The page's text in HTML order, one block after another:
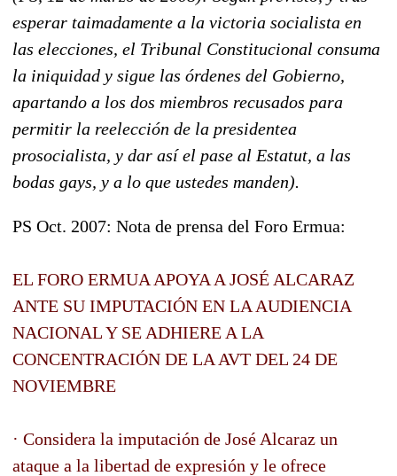
esperar taimadamente a la victoria socialista en
las elecciones, el Tribunal Constitucional consuma
la iniquidad y sigue las órdenes del Gobierno,
apartando a los dos miembros recusados para
permitir la reelección de la presidentea
prosocialista, y dar así el pase al Estatut, a las
bodas gays, y a lo que ustedes manden).
PS Oct. 2007: Nota de prensa del Foro Ermua:
EL FORO ERMUA APOYA A JOSÉ ALCARAZ
ANTE SU IMPUTACIÓN EN LA AUDIENCIA
NACIONAL Y SE ADHIERE A LA
CONCENTRACIÓN DE LA AVT DEL 24 DE
NOVIEMBRE
· Considera la imputación de José Alcaraz un
ataque a la libertad de expresión y le ofrece